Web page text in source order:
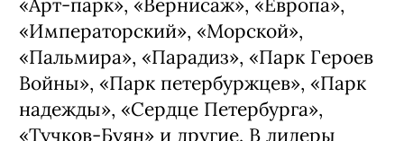
«Арт-парк», «Вернисаж», «Европа»,
«Императорский», «Морской»,
«Пальмира», «Парадиз», «Парк Героев
Войны», «Парк петербуржцев», «Парк
надежды», «Сердце Петербурга»,
«Тучков-Буян» и другие. В лидеры